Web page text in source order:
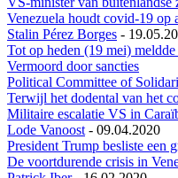
Venezuela houdt covid-19 op
Stalin Pérez Borges -
Tot op heden (19 mei)
Vermoord door sancties
Political Committee of
Terwijl het dodental van het
Militaire escalatie VS in
Lode Vanoost - 09.04.2020
President Trump besliste een
De voortdurende crisis in